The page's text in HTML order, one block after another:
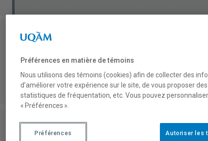
COURS
Description Horaire - Été
Préférences en matière de témoins
Nous utilisons des témoins (cookies) afin de collecter des
d’améliorer votre expérience sur le site, de vous proposer
statistiques de fréquentation, etc. Vous pouvez
« Préférences ».
Autoriser les
Préférences